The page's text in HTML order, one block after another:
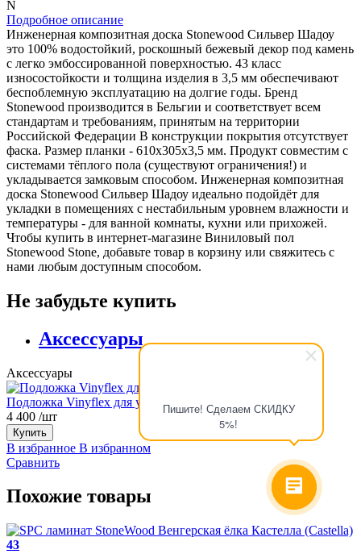
Пишите! Сделаем СКИДКУ
5%!
N
Подробное описание
Инженерная композитная доска Stonewood Сильвер Шадоу
это 100% водостойкий, роскошный бежевый декор под камень
с легко эмбоссированной поверхностью. 43 класс
износостойкости и толщина изделия в 3,5 мм обеспечивают
беспоблемную эксплуатацию на долгие годы. Бренд
Stonewood производится в Бельгии и соответствует всем
стандартам и требованиям, принятым на территории
Российской Федерации В конструкции покрытия отсутствует
фаска. Размер планки - 610x305x3,5 мм. Продукт совместим с
системами тёплого пола (существуют ограничения!) и
укладывается замковым способом. Инженерная композитная
доска Stonewood Сильвер Шадоу идеально подойдёт для
укладки в помещениях с нестабильным уровнем влажности и
температуры - для ванной комнаты, кухни или прихожей.
Чтобы купить в интернет-магазине Виниловый пол
Stonewood Stone, добавьте товар в корзину или свяжитесь с
нами любым доступным способом.
Не забудьте купить
Аксессуары
Аксессуары
Подложка Vinyflex для укладки виниловой доски
4 400 /шт
Купить
В избранное В избранном
Сравнить
Похожие товары
43